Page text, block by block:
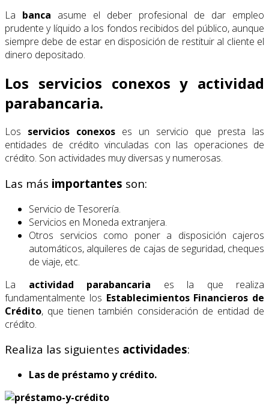
La banca asume el deber profesional de dar empleo
prudente y líquido a los fondos recibidos del público, aunque
siempre debe de estar en disposición de restituir al cliente el
dinero depositado.
Los servicios conexos y actividad
parabancaria.
Los servicios conexos es un servicio que presta las
entidades de crédito vinculadas con las operaciones de
crédito. Son actividades muy diversas y numerosas.
Las más importantes son:
Servicio de Tesorería.
Servicios en Moneda extranjera.
Otros servicios como poner a disposición cajeros
automáticos, alquileres de cajas de seguridad, cheques
de viaje, etc.
La actividad parabancaria es la que realiza
fundamentalmente los Establecimientos Financieros de
Crédito, que tienen también consideración de entidad de
crédito.
Realiza las siguientes actividades:
Las de préstamo y crédito.